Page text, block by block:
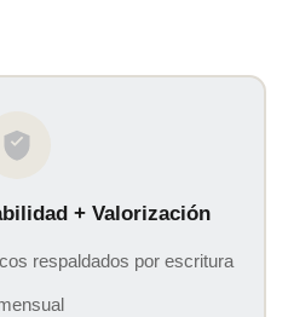
+ Valorización
respaldados por escritura